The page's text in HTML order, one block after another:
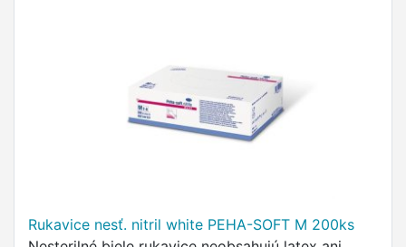
Rukavice nesť. nitril white PEHA-SOFT M 200ks